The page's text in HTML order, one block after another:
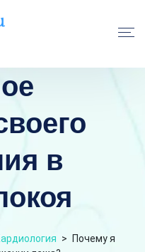
в
>
Почему я